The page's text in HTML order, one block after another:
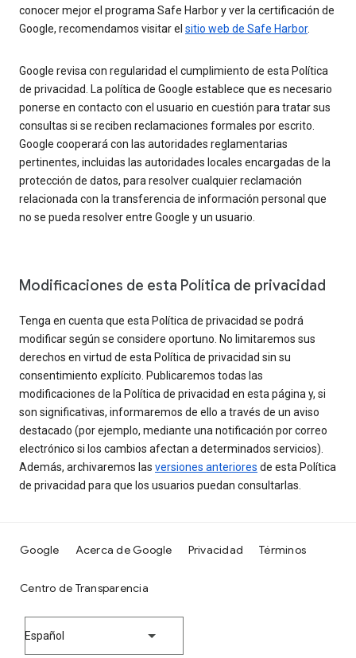
conocer mejor el programa Safe Harbor y ver la certificación de
Google, recomendamos visitar el sitio web de Safe Harbor.
Google revisa con regularidad el cumplimiento de esta Política
de privacidad. La política de Google establece que es necesario
ponerse en contacto con el usuario en cuestión para tratar sus
consultas si se reciben reclamaciones formales por escrito.
Google cooperará con las autoridades reglamentarias
pertinentes, incluidas las autoridades locales encargadas de la
protección de datos, para resolver cualquier reclamación
relacionada con la transferencia de información personal que
no se pueda resolver entre Google y un usuario.
Modificaciones de esta Política de privacidad
Tenga en cuenta que esta Política de privacidad se podrá
modificar según se considere oportuno. No limitaremos sus
derechos en virtud de esta Política de privacidad sin su
consentimiento explícito. Publicaremos todas las
modificaciones de la Política de privacidad en esta página y, si
son significativas, informaremos de ello a través de un aviso
destacado (por ejemplo, mediante una notificación por correo
electrónico si los cambios afectan a determinados servicios).
Además, archivaremos las versiones anteriores de esta Política
de privacidad para que los usuarios puedan consultarlas.
Google Acerca de Google Privacidad Términos
Centro de Transparencia
Español